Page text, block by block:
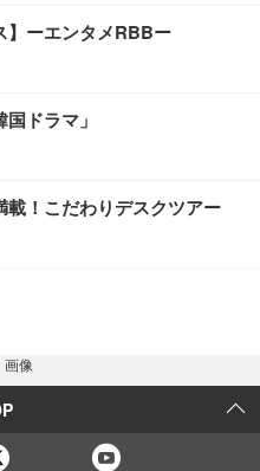
】ーエンタメRBBー
ドラマ」
！こだわりデスクツアー
画像